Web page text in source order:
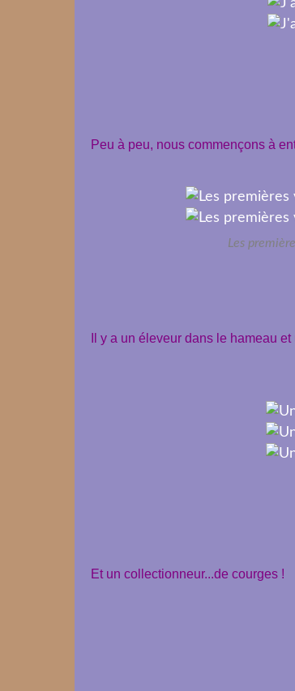
Peu à peu, nous commençons à
Les
Il y a un éleveur dans le hameau
Et un collectionneur...de courges !